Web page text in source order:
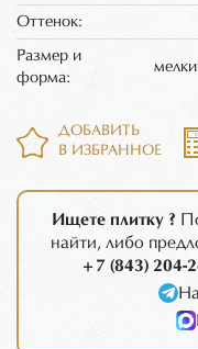
Оттенок:
Размер и
форма:
ДОБАВИТЬ
В ИЗБРАННОЕ
Ищете плитку ?
найти, либо
+7 (843) 204-